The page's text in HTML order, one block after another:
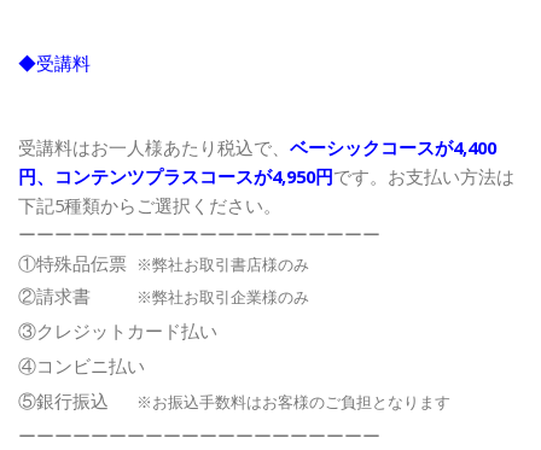
◆受講料
受講料はお一人様あたり税込で、 ベーシックコースが4,400
円、コンテンツプラスコースが4,950円です。お支払い方法は
下記5種類からご選択ください。
ーーーーーーーーーーーーーーーーーーーー
①特殊品伝票 ※弊社お取引書店様のみ
②請求書 ※弊社お取引企業様のみ
③クレジットカード払い
④コンビニ払い
⑤銀行振込
※お振込手数料はお客様のご負担となります
ーーーーーーーーーーーーーーーーーーーー